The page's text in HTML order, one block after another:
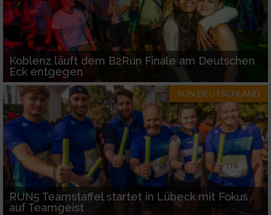
Koblenz läuft dem B2Run Finale am Deutschen
Eck entgegen
RUN-DEUTSCHLAND
RUN5 Teamstaffel startet in Lübeck mit Fokus
auf Teamgeist